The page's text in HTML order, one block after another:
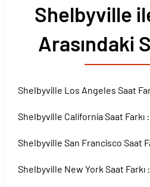
Shelbyville
Arasındaki
Shelbyville Los Angeles Saat
Shelbyville California Saat Farkı :
Shelbyville San Francisco Saat
Shelbyville New York Saat Farkı :